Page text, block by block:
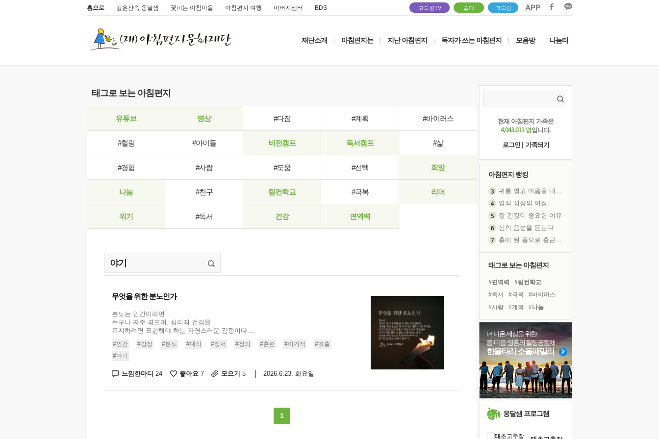
홈으로 깊은산속 옹달샘 꽃피는 아침마을 아침편지 여행 아버지센터 BDS 고도원TV 솔패 더드림
재단소개 아침편지는 지난 아침편지 독자가 쓰는 아침편지 모음방 나눔터
태그로 보는 아침편지
유튜브 명상 #다짐 #계획 #바이러스
#힐링 #아이들 비전캠프 독서캠프 #삶
#경험 #사람 #도움 #선택 희망
나눔 #친구 링컨학교 #극복 리더
위기 #독서 건강 면역력
무엇을 위한 분노인가
분노는 인간이라면
누구나 자주 겪으며, 심리적 건강을
유지하려면 표현해야 하는 자연스러운 감정이다....
#인간 #감정 #분노 #대의 #정서 #정의 #혼란 #이기적
#표출
#야기
느낌한마디 24 좋아요 7 모으기 5 2026.6.23. 화요일
1
현재 아침편지 가족은
4,043,011 명입니다.
로그인
가족되기
아침편지 랭킹
귀를 열고 마음을 내어주고
영적 성장의 여정
장 건강이 중요한 이유
신의 음성을 듣는다
흙이 된 몸으로 출근하는 여자
졸업식 사진을 보며
아픈 아버지를 위한 공간 설계
극심한 변비, 어깨결림, 수면 장애
슬럼프
보고 싶은 어머니
유년 시절의 부산 영도 바다
못된 꼰대들
희망이란
'모른다'는 것
태그로 보는 아침편지
#면역력
#링컨학교
#독서
#극복
#바이러스
#사람
#계획
#나눔
#리더
#명상
#희망
#비전캠프
#다짐
#독서캠프
#유튜브
#친구
#위기
#건강
#경험
#도움 #삶
더 나은 세상을 위한
몸·마음·영혼의 힐링공동체
한울타리 소울패밀리
옹달샘 프로그램